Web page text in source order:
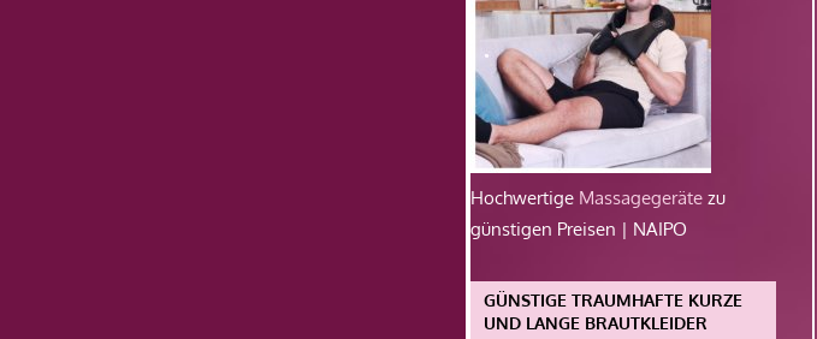
Hochwertige Massagegeräte zu
günstigen Preisen | NAIPO
GÜNSTIGE TRAUMHAFTE KURZE
UND LANGE BRAUTKLEIDER